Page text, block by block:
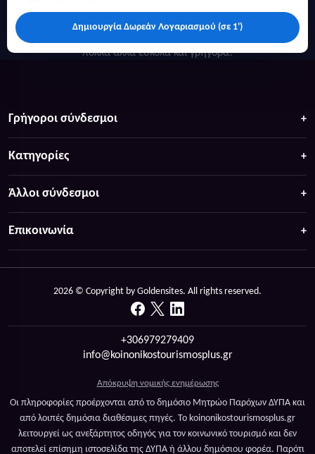
Δημιουργία Δωρεάν Λογαριασμού (σε 1')
πολλά άλλα ευκολα και γρήγορα!
Γρήγοροι σύνδεσμοι
Κατηγορίες
Άλλοι σύνδεσμοι
Επικοινωνία
2026 © Copyright by Goldensites. All rights reserved.
+306979279409
info@koinonikostourismosplus.gr
Απόκρυψη νομικής ενημέρωσης
Οι πληροφορίες προέρχονται από το δημόσιο Μητρώο Παρόχων ΔΥΠΑ και
από λοιπές δημόσια διαθέσιμες πηγές. Το koinonikostourismosplus.gr
λειτουργεί ως ανεξάρτητος οδηγός για τον κοινωνικό τουρισμό και δεν
αποτελεί επίσημη ιστοσελίδα της ΔΥΠΑ ή άλλου δημόσιου φορέα. Παρότι